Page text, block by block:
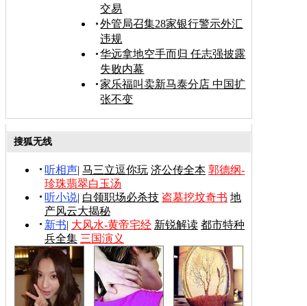
交易
外管局召集28家银行警示外汇
违规
华远拿地空手而归 任志强披露
失败内幕
家乐福叫卖新马泰分店 中国扩
张不变
搜狐无线
听相声| 马三立逗你玩 济公传全本 郭德纲-
珍珠翡翠白玉汤
听小说| 白领职场必杀技 盗墓挖坟奇书 地
产风云大揭秘
新书| 大风水-黄帝宅经 新锐解读 都市特种
兵全集 三国演义